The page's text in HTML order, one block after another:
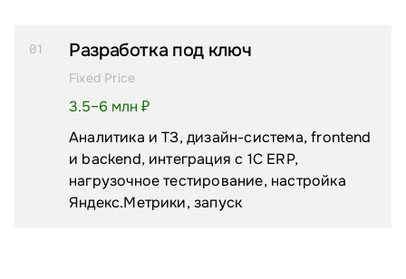
01 Разработка под ключ
Fixed Price
Аналитика и ТЗ, дизайн-система, frontend
и backend, интеграция с 1С ERP,
нагрузочное тестирование, настройка
Яндекс.Метрики, запуск
3.5–6 млн ₽